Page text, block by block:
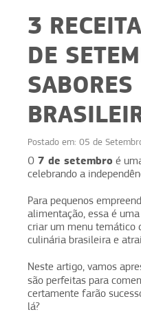
3
DE
SABORES
Postado em: 05 de
O 7 de setembro é
celebrando a
Para pequenos
alimentação, essa é
criar um menu temático
culinária brasileira e
Neste artigo, vamos
são perfeitas para
certamente farão
lá?